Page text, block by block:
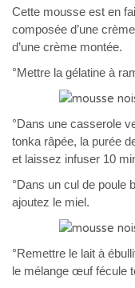
Cette mousse est en
composée d’une
d’une crème montée.
°Mettre la gélatine à
°Dans une casserole
tonka râpée, la purée
et laissez infuser 10
°Dans un cul de poule
ajoutez le miel.
°Remettre le lait à
le mélange œuf fécule